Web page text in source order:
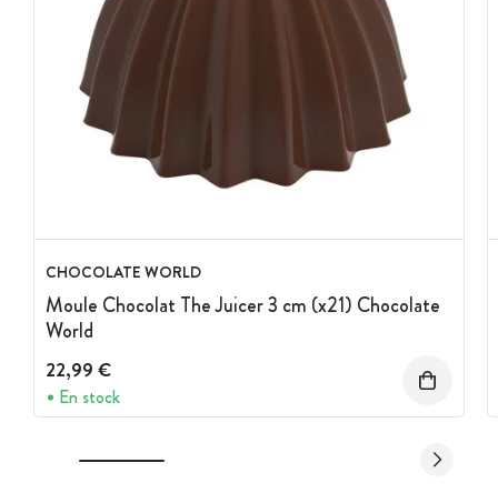
CHOCOLATE WORLD
Moule Chocolat The Juicer 3 cm (x21) Chocolate
World
22,99 €
En stock